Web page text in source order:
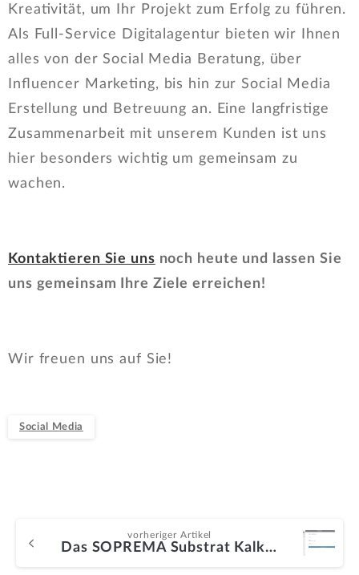
Kreativität, um Ihr Projekt zum Erfolg zu führen.
Als Full-Service Digitalagentur bieten wir Ihnen
alles von der Social Media Beratung, über
Influencer Marketing, bis hin zur Social Media
Erstellung und Betreuung an. Eine langfristige
Zusammenarbeit mit unserem Kunden ist uns
hier besonders wichtig um gemeinsam zu
wachen.
Kontaktieren Sie uns noch heute und lassen Sie
uns gemeinsam Ihre Ziele erreichen!
Wir freuen uns auf Sie!
Social Media
vorheriger Artikel
Das SOPREMA Substrat Kalkulationstools: Eine Innovation für den Vertrieb